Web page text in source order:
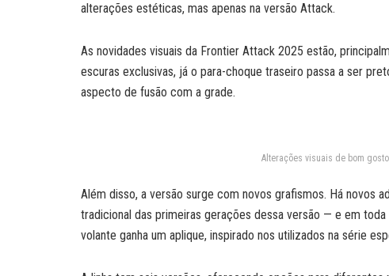
alterações estéticas, mas apenas na versão Attack.
As novidades visuais da Frontier Attack 2025 estão,
escuras exclusivas, já o para-choque traseiro passa a ser
aspecto de fusão com a grade.
Alterações visuais de bom
Além disso, a versão surge com novos grafismos. Há novos
tradicional das primeiras gerações dessa versão — e em
volante ganha um aplique, inspirado nos utilizados na série